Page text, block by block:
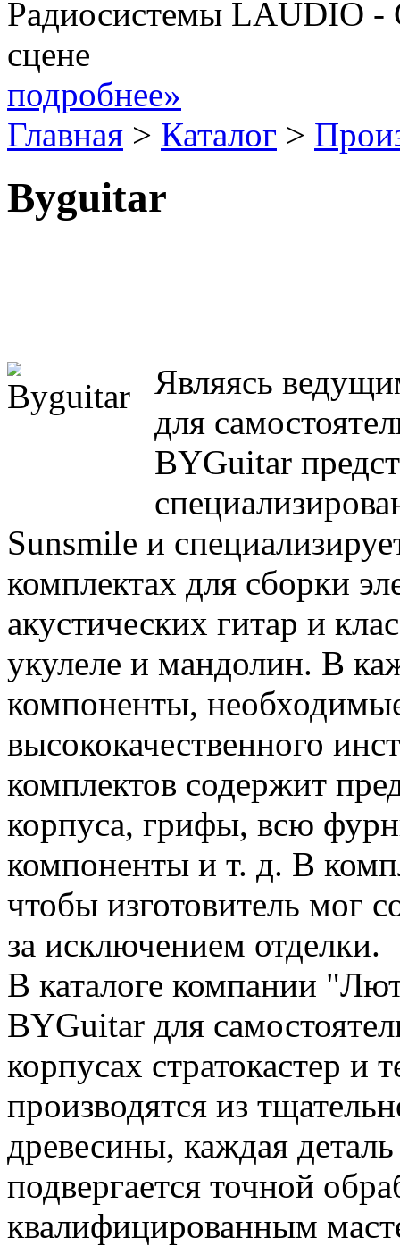
Радиосистемы LAUDIO -
сцене
подробнее»
Главная > Каталог >
Byguitar
Являясь
для
BYGuitar
Sunsmile и
комплектах для сборки
акустических гитар и
укулеле и мандолин. В
компоненты,
высококачественного
комплектов содержит
корпуса, грифы, всю
компоненты и т. д. В
чтобы изготовитель мог
за исключением отделки.
В каталоге компании
BYGuitar для
корпусах стратокастер и
производятся из
древесины, каждая
подвергается точной
квалифицированным